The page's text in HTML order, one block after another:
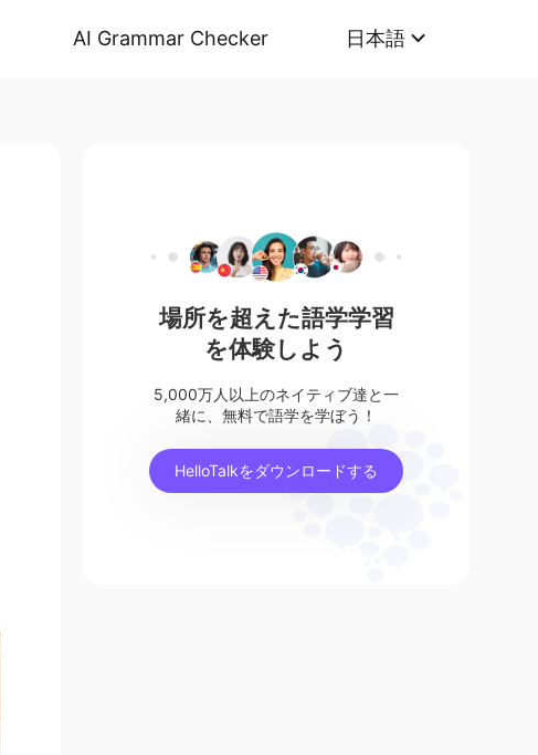
AI Grammar Checker 日本語
場所を超えた語学学習
を体験しよう
5,000万人以上のネイティブ達と一
緒に、無料で語学を学ぼう！
HelloTalkをダウンロードする